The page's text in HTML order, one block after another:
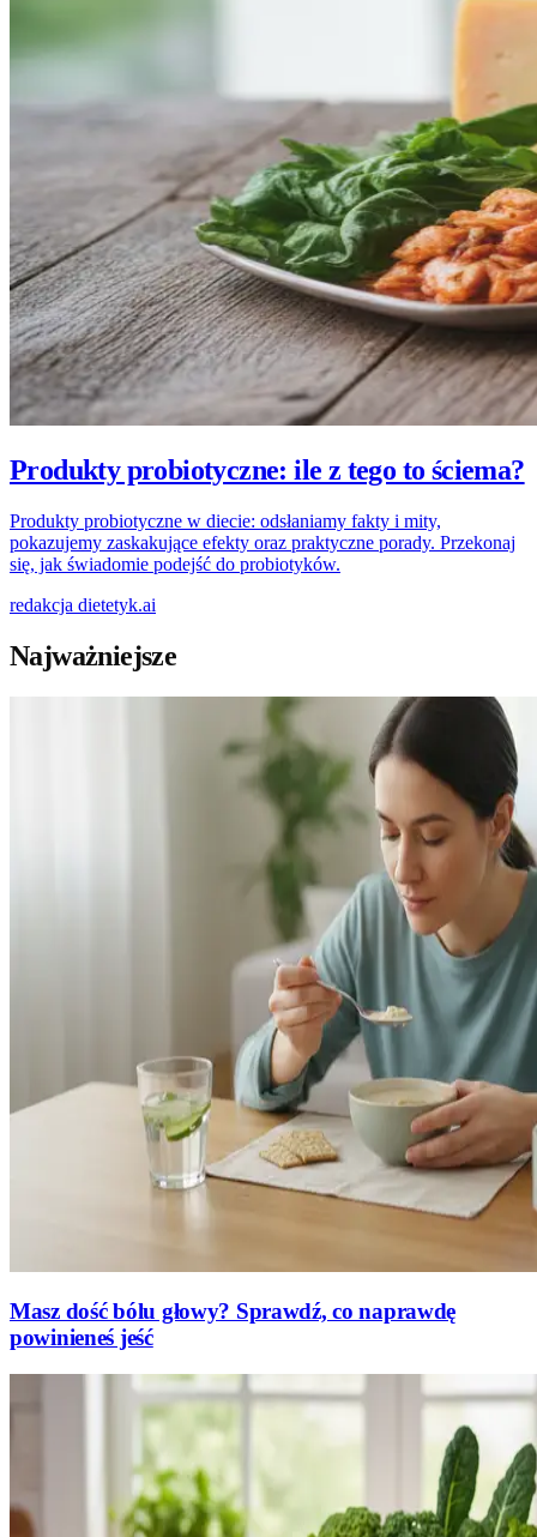
Produkty probiotyczne: ile z tego to ściema?
Produkty probiotyczne w diecie: odsłaniamy fakty i mity,
pokazujemy zaskakujące efekty oraz praktyczne porady. Przekonaj
się, jak świadomie podejść do probiotyków.
redakcja dietetyk.ai
Najważniejsze
Masz dość bólu głowy? Sprawdź, co naprawdę
powinieneś jeść